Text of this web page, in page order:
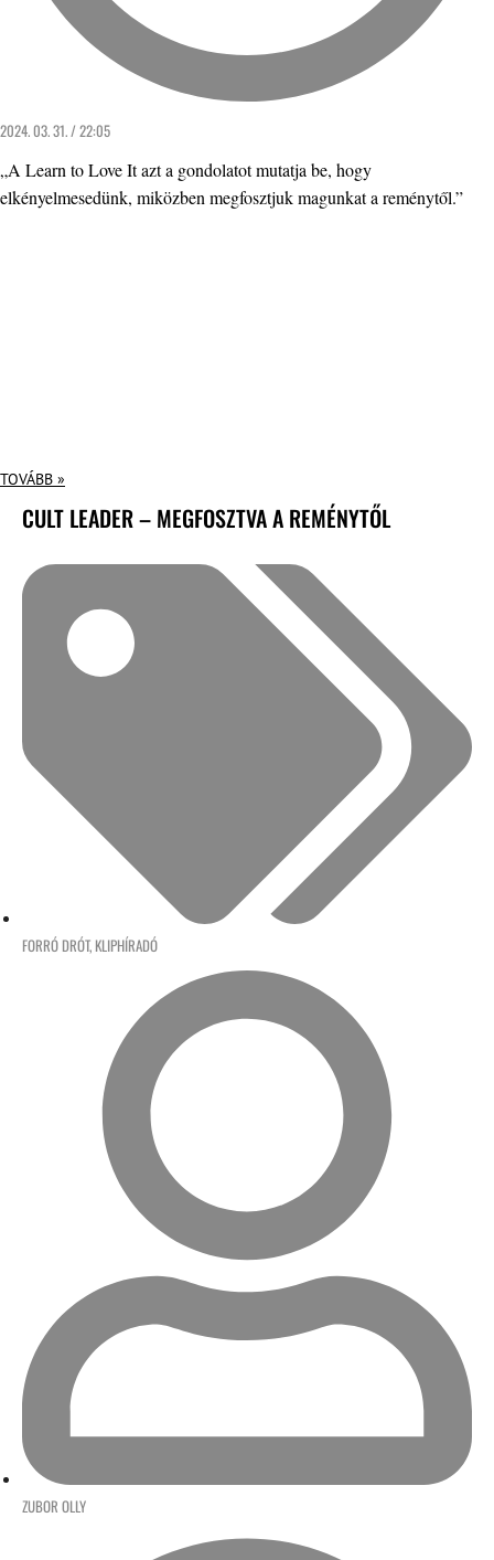
2024. 03. 31. / 22:05
„A Learn to Love It azt a gondolatot mutatja be, hogy
elkényelmesedünk, miközben megfosztjuk magunkat a reménytől.”
TOVÁBB »
CULT LEADER – MEGFOSZTVA A REMÉNYTŐL
FORRÓ DRÓT, KLIPHÍRADÓ
ZUBOR OLLY